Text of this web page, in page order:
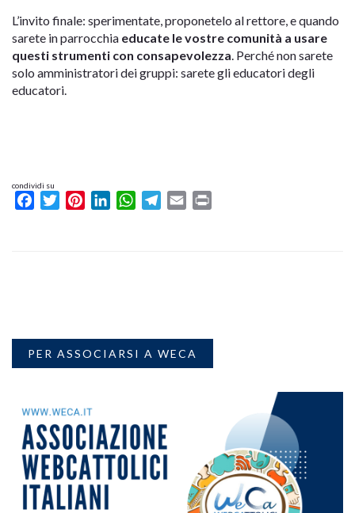
L’invito finale: sperimentate, proponetelo al rettore, e quando
sarete in parrocchia educate le vostre comunità a usare
questi strumenti con consapevolezza. Perché non sarete
solo amministratori dei gruppi: sarete gli educatori degli
educatori.
condividi su
FacebookTwitterPinterestLinkedInWhatsAppTelegram
Email
PER ASSOCIARSI A WECA